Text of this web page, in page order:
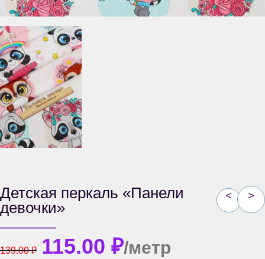
< >
Детская перкаль «Панели
девочки»
139.00₽ 115.00 ₽/метр